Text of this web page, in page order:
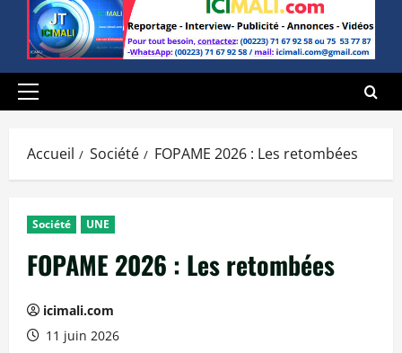
Menu
Accueil Société FOPAME 2026 : Les retombées
Société UNE
FOPAME 2026 : Les retombées
icimali.com
11 juin 2026